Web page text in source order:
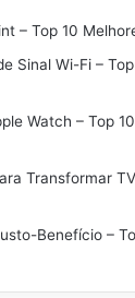
– Top 10
Sinal Wi-Fi –
Watch – Top
Transformar
Benefício –